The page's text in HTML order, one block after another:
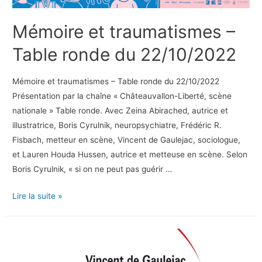
Mémoire et traumatismes –
Table ronde du 22/10/2022
Mémoire et traumatismes – Table ronde du 22/10/2022
Présentation par la chaîne « Châteauvallon-Liberté, scène
nationale » Table ronde. Avec Zeina Abirached, autrice et
illustratrice, Boris Cyrulnik, neuropsychiatre, Frédéric R.
Fisbach, metteur en scène, Vincent de Gaulejac, sociologue,
et Lauren Houda Hussen, autrice et metteuse en scène. Selon
Boris Cyrulnik, « si on ne peut pas guérir …
Mémoire
Lire la suite »